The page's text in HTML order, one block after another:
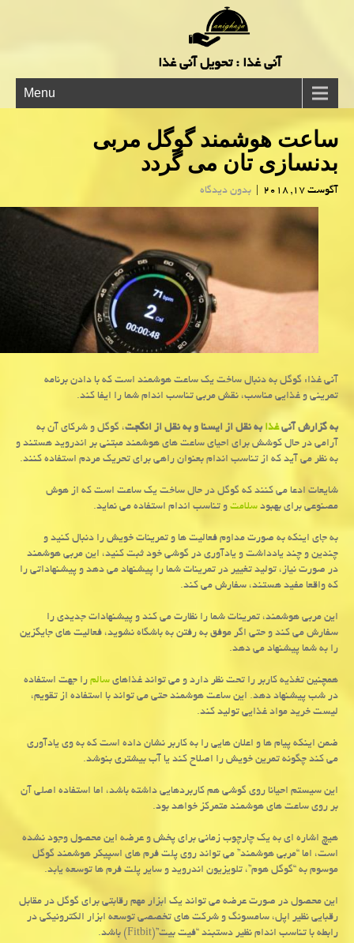
آنی غذا : تحویل آنی غذا
Menu
ساعت هوشمند گوگل مربی
بدنسازی تان می گردد
آگوست 17, 2018 | بدون دیدگاه
آنی غذا: گوگل به دنبال ساخت یك ساعت هوشمند است كه با دادن برنامه
تمرینی و غذایی مناسب، نقش مربی تناسب اندام شما را ایفا كند.
به گزارش آنیغذابه نقل از ایسنا و به نقل از انگجت، گوگل و شركای آن به
آرامی در حال كوشش برای احیای ساعت های هوشمند مبتنی بر اندروید هستند و
به نظر می آید كه از تناسب اندام بعنوان راهی برای تحریك مردم استفاده كنند.
شایعات ادعا می كنند كه گوگل در حال ساخت یك ساعت است كه از هوش
مصنوعی برای بهبودسلامتو تناسب اندام استفاده می نماید.
به جای اینكه به صورت مداوم فعالیت ها و تمرینات خویش را دنبال كنید و
چندین و چند یادداشت و یادآوری در گوشی خود ثبت كنید، این مربی هوشمند
در صورت نیاز، تولید تغییر در تمرینات شما را پیشنهاد می دهد و پیشنهاداتی را
كه واقعا مفید هستند، سفارش می كند.
این مربی هوشمند، تمرینات شما را نظارت می كند و پیشنهادات جدیدی را
سفارش می كند و حتی اگر موفق به رفتن به باشگاه نشوید، فعالیت های جایگزین
را به شما پیشنهاد می دهد.
همچنین تغذیه كاربر را تحت نظر دارد و می تواند غذاهایسالمرا جهت استفاده
در شب پیشنهاد دهد. این ساعت هوشمند حتی می تواند با استفاده از تقویم،
لیست خرید مواد غذایی تولید كند.
ضمن اینكه پیام ها و اعلان هایی را به كاربر نشان داده است كه به وی یادآوری
می كند چگونه تمرین خویش را اصلاح كند یا آب بیشتری بنوشد.
این سیستم احیانا روی گوشی هم كاربردهایی داشته باشد، اما استفاده اصلی آن
بر روی ساعت های هوشمند متمركز خواهد بود.
هیچ اشاره ای به یك چارچوب زمانی برای پخش و عرضه این محصول وجود نشده
است، اما “مربی هوشمند” می تواند روی پلت فرم های اسپیكر هوشمند گوگل
موسوم به “گوگل هوم”، تلویزیون اندروید و سایر پلت فرم ها توسعه یابد.
این محصول در صورت عرضه می تواند یك ابزار مهم رقابتی برای گوگل در مقابل
رقبایی نظیر اپل، سامسونگ و شركت های تخصصی توسعه ابزار الكترونیكی در
رابطه با تناسب اندام نظیر دستبند “فیت بیت”(Fitbit) باشد.